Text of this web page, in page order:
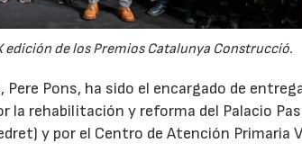
edición de los Premios Catalunya Construcció.
Pons, ha sido el encargado de
la rehabilitación y reforma del Palacio
y por el Centro de Atención Primaria